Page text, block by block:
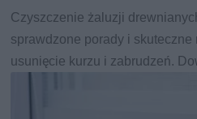
Czyszczenie żaluzji
sprawdzone porady i skuteczne
usunięcie kurzu i zabrudzeń.